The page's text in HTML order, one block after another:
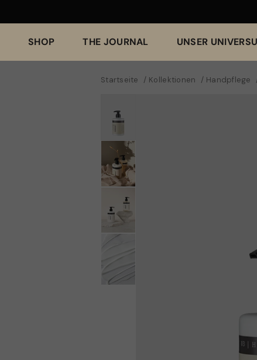
SHOP THE JOURNAL UNSER
03 Handcreme - Pfingstrose & Cranberry
Startseite Kollektionen Handpflege